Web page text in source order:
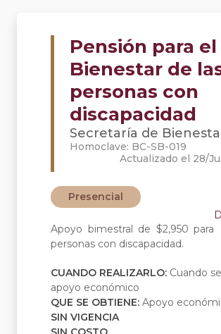
Pensión para el
Bienestar de
personas con
discapacidad
Secretaría de
Homoclave: BC-SB-019
Actualizado el 28/
Presencial
Apoyo bimestral de $2,950 para
personas con discapacidad.
CUANDO REALIZARLO: Cuando
apoyo económico
QUE SE OBTIENE: Apoyo
SIN VIGENCIA